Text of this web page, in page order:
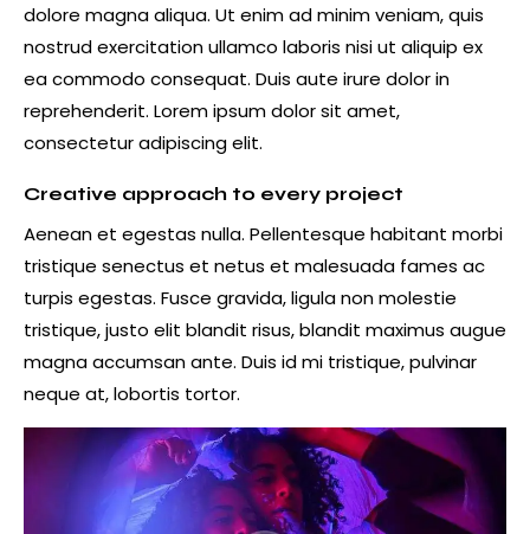
dolore magna aliqua. Ut enim ad minim veniam, quis
nostrud exercitation ullamco laboris nisi ut aliquip ex
ea commodo consequat. Duis aute irure dolor in
reprehenderit. Lorem ipsum dolor sit amet,
consectetur adipiscing elit.
Creative approach to every project
Aenean et egestas nulla. Pellentesque habitant morbi
tristique senectus et netus et malesuada fames ac
turpis egestas. Fusce gravida, ligula non molestie
tristique, justo elit blandit risus, blandit maximus augue
magna accumsan ante. Duis id mi tristique, pulvinar
neque at, lobortis tortor.